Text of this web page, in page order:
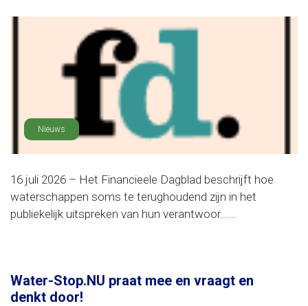
Nieuws
16 juli 2026 – Het Financieele Dagblad beschrijft hoe
waterschappen soms te terughoudend zijn in het
publiekelijk uitspreken van hun verantwoor......
Water-Stop.NU praat mee en vraagt en
denkt door!